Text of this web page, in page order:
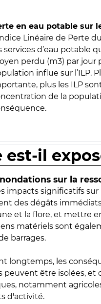
en eau potable sur
Linéaire de Perte
services d’eau potable
perdu (m3) par jour
influe sur l’ILP.
plus les ILP
de la
il
sur la
impacts significatifs
des dégâts
et la flore, et mettre
matériels sont
barrages.
longtemps, les
peuvent être isolées,
notamment
d'activité.